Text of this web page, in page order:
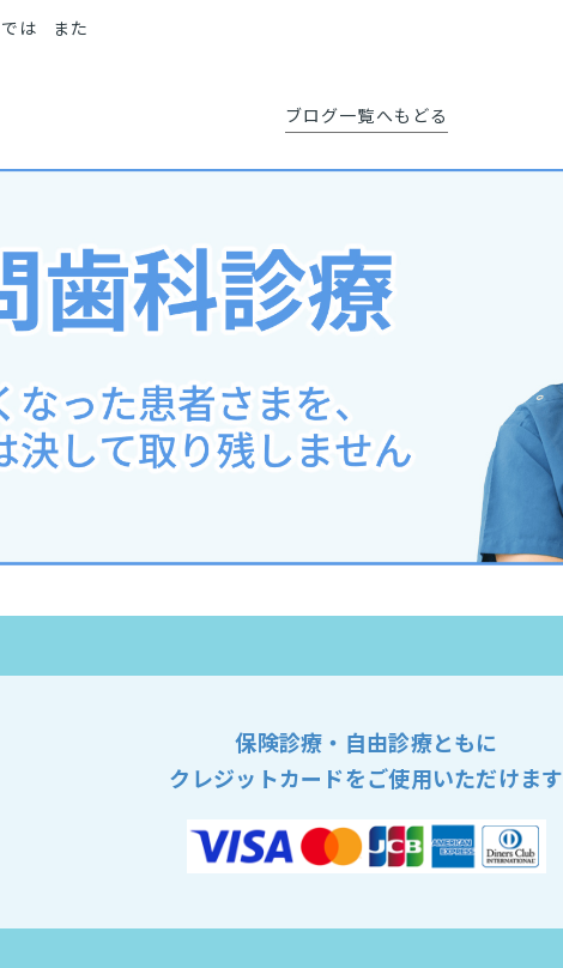
では また
ブログ一覧へもどる
保険診療・自由診療ともに
クレジットカードをご使用いただけます